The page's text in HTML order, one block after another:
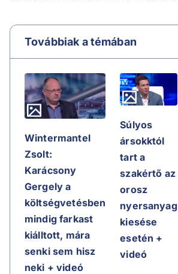
Továbbiak a témában
Wintermantel
Zsolt:
Karácsony
Gergely a
költségvetésben
mindig farkast
kiálltott, mára
senki sem hisz
neki + videó
Súlyos
ársokktól
tart a
szakértő az
orosz
nyersanyag
kiesése
esetén +
videó